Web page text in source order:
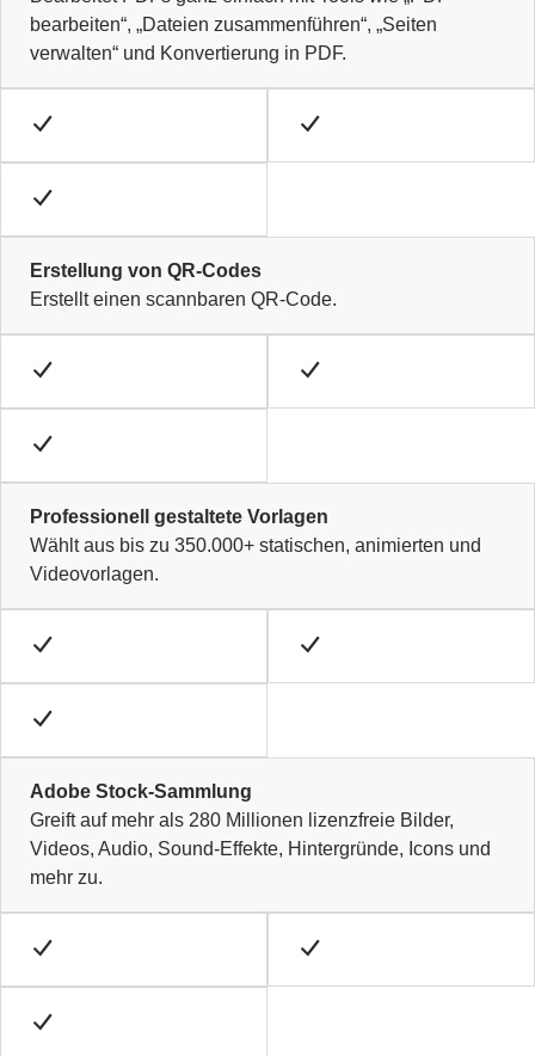
bearbeiten“, „Dateien zusammenführen“, „Seiten
verwalten“ und Konvertierung in PDF.
Erstellung von QR-Codes
Erstellt einen scannbaren QR-Code.
Professionell gestaltete Vorlagen
Wählt aus bis zu 350.000+ statischen, animierten und
Videovorlagen.
Adobe Stock-Sammlung
Greift auf mehr als 280 Millionen lizenzfreie Bilder,
Videos, Audio, Sound-Effekte, Hintergründe, Icons und
mehr zu.